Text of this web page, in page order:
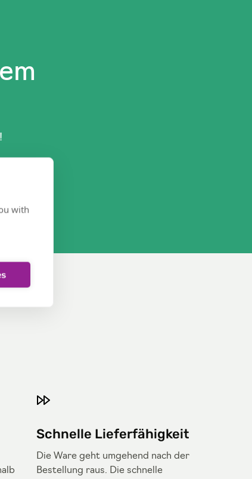
Schnelle Lieferfähigkeit
Die Ware geht umgehend nach der
Bestellung raus. Die schnelle
with